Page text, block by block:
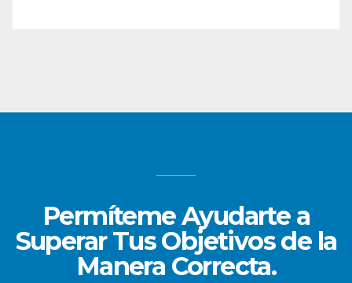
Permíteme Ayudarte a
Superar Tus Objetivos de la
Manera Correcta.